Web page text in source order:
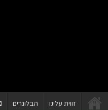
זווית עלינו הבלוגרים